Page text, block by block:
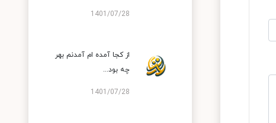
1401/07/28
از کجا آمده‌ ام آمدنم بهر
چه بود...
1401/07/28